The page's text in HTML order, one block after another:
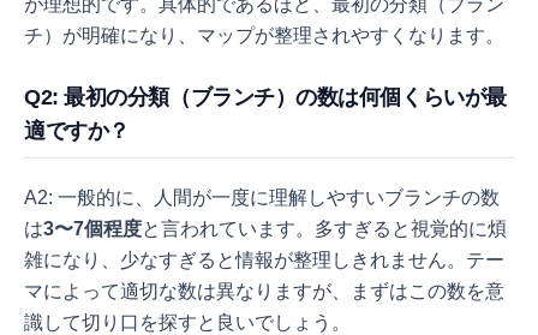
が理想的です。具体的であるほど、最初の分類（ブラン
チ）が明確になり、マップが整理されやすくなります。
Q2: 最初の分類（ブランチ）の数は何個くらいが最
適ですか？
A2: 一般的に、人間が一度に理解しやすいブランチの数
は3〜7個程度と言われています。多すぎると視覚的に煩
雑になり、少なすぎると情報が整理しきれません。テー
マによって適切な数は異なりますが、まずはこの数を意
識して切り口を探すと良いでしょう。